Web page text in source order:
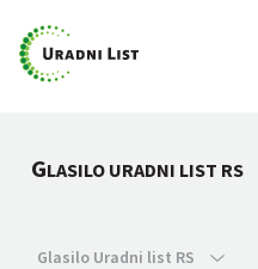
GLASILO URADNI LIST RS
Glasilo Uradni list RS